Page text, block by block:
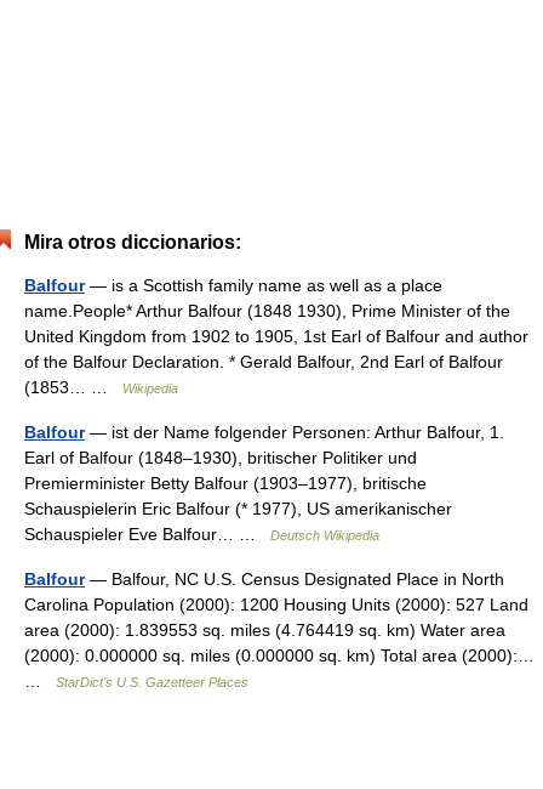
Mira otros diccionarios:
Balfour— is a Scottish family name as well as a place
name.People* Arthur Balfour (1848 1930), Prime Minister of the
United Kingdom from 1902 to 1905, 1st Earl of Balfour and author
of the Balfour Declaration. * Gerald Balfour, 2nd Earl of Balfour
(1853… …
Wikipedia
Balfour— ist der Name folgender Personen: Arthur Balfour, 1.
Earl of Balfour (1848–1930), britischer Politiker und
Premierminister Betty Balfour (1903–1977), britische
Schauspielerin Eric Balfour (* 1977), US amerikanischer
Schauspieler Eve Balfour… …
Deutsch Wikipedia
Balfour— Balfour, NC U.S. Census Designated Place in North
Carolina Population (2000): 1200 Housing Units (2000): 527 Land
area (2000): 1.839553 sq. miles (4.764419 sq. km) Water area
(2000): 0.000000 sq. miles (0.000000 sq. km) Total area (2000):…
StarDict's U.S. Gazetteer Places